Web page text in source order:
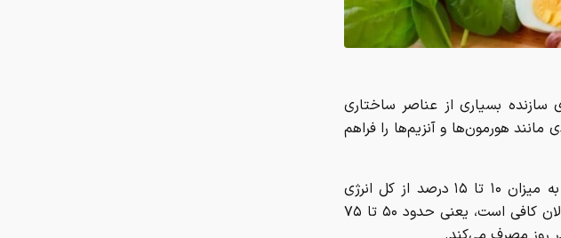
سازنده بسیاری از عناصر ساختاری
هورمون‌ها و آنزیم‌ها را فراهم
متخصصان تغذیه تاکید دارند مصرف پروتئین به میزان ۱۰ تا ۱۵ درصد از کل انرژی
دریافتی روزانه، عموما برای تأمین نیازهای بزرگسالان کافی است، یعنی حدود ۵۰ تا ۷۵